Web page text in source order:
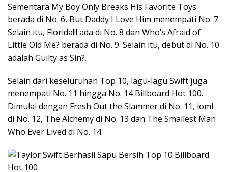
Sementara My Boy Only Breaks His Favorite Toys
berada di No. 6, But Daddy I Love Him menempati No. 7.
Selain itu, Florida!!! ada di No. 8 dan Who’s Afraid of
Little Old Me? berada di No. 9. Selain itu, debut di No. 10
adalah Guilty as Sin?.
Selain dari keseluruhan Top 10, lagu-lagu Swift juga
menempati No. 11 hingga No. 14 Billboard Hot 100.
Dimulai dengan Fresh Out the Slammer di No. 11, loml
di No. 12, The Alchemy di No. 13 dan The Smallest Man
Who Ever Lived di No. 14.